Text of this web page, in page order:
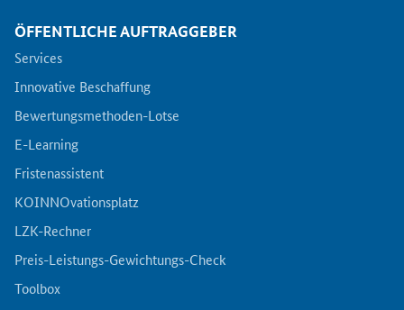
ÖFFENTLICHE AUFTRAGGEBER
Services
Innovative Beschaffung
Bewertungsmethoden-Lotse
E-Learning
Fristenassistent
KOINNOvationsplatz
LZK-Rechner
Preis-Leistungs-Gewichtungs-Check
Toolbox